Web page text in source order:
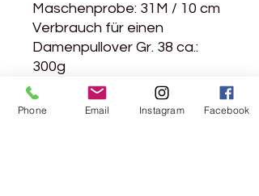
Maschenprobe: 31M / 10 cm
Verbrauch für einen
Damenpullover Gr. 38 ca.:
300g
Handwäsche
Phone Email Instagram Facebook